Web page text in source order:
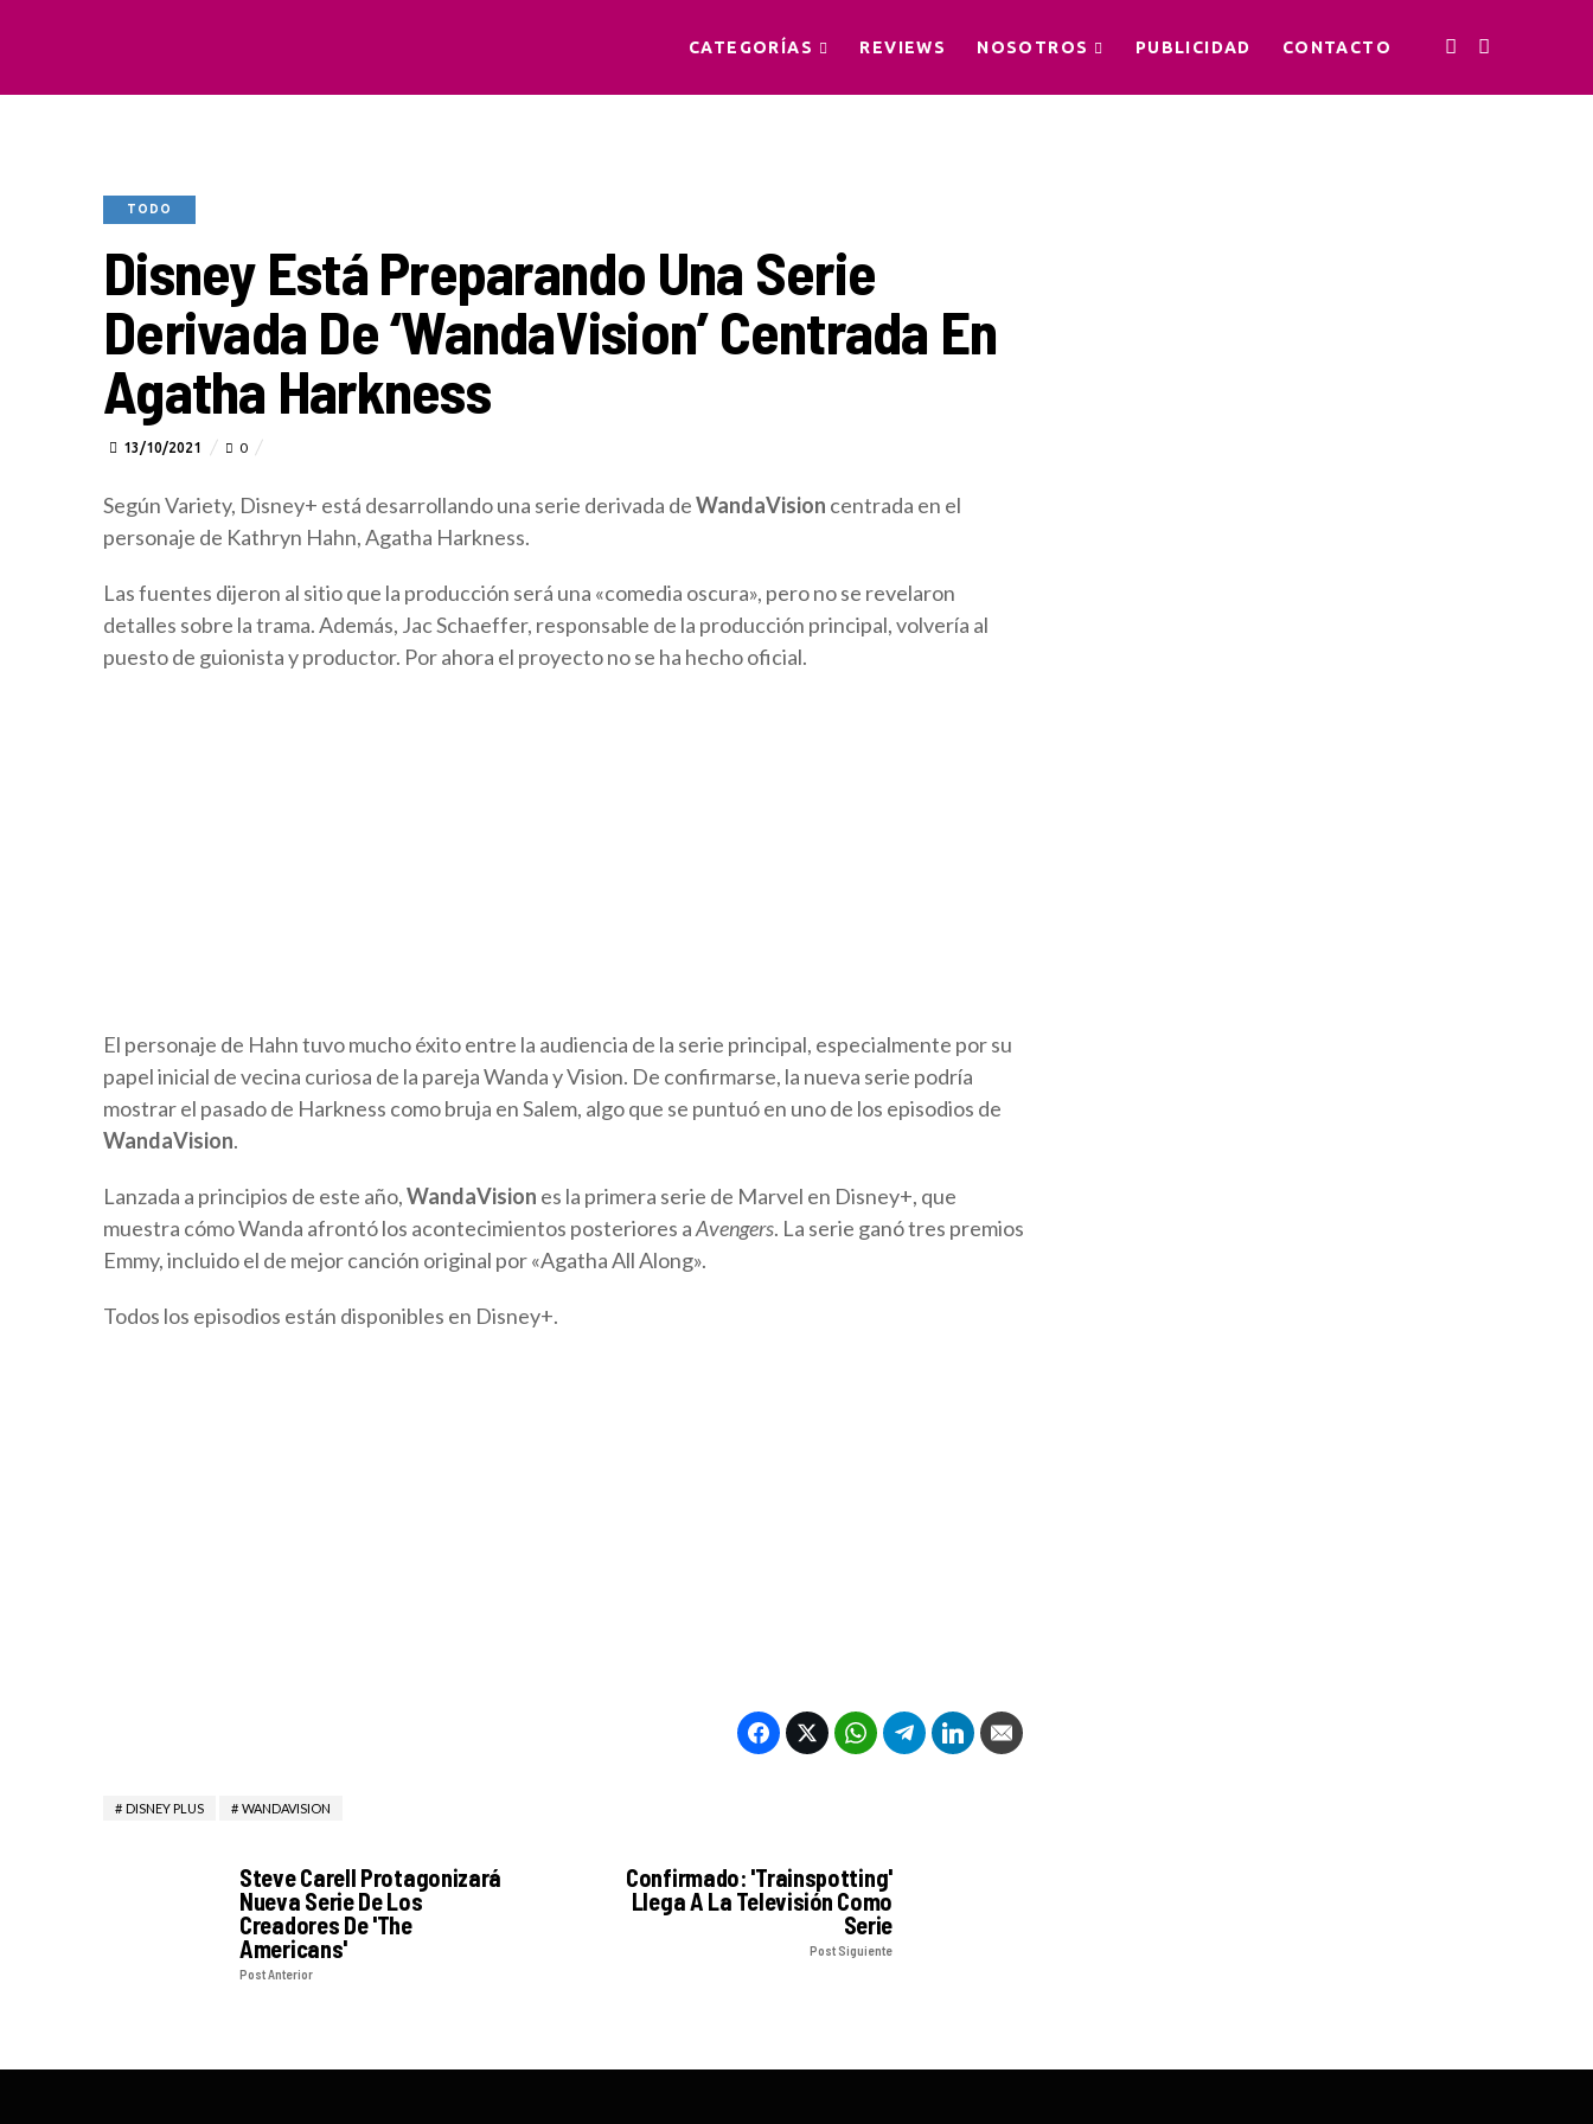
CATEGORÍAS REVIEWS NOSOTROS PUBLICIDAD CONTACTO
TODO
Disney Está Preparando Una Serie
Derivada De ‘WandaVision’ Centrada En
Agatha Harkness
13/10/2021 0
Según Variety, Disney+ está desarrollando una serie derivada deWandaVision centrada en el
personaje de Kathryn Hahn, Agatha Harkness.
Las fuentes dijeron al sitio que la producción será una «comedia oscura», pero no se revelaron
detalles sobre la trama. Además, Jac Schaeffer, responsable de la producción principal, volvería al
puesto de guionista y productor. Por ahora el proyecto no se ha hecho oficial.
El personaje de Hahn tuvo mucho éxito entre la audiencia de la serie principal, especialmente por su
papel inicial de vecina curiosa de la pareja Wanda y Vision. De confirmarse, la nueva serie podría
mostrar el pasado de Harkness como bruja en Salem, algo que se puntuó en uno de los episodios de
WandaVision.
Lanzada a principios de este año,WandaVision es la primera serie de Marvel en Disney+, que
muestra cómo Wanda afrontó los acontecimientos posteriores aAvengers. La serie ganó tres premios
Emmy, incluido el de mejor canción original por «Agatha All Along».
Todos los episodios están disponibles en Disney+.
DISNEY PLUS WANDAVISION
Steve Carell Protagonizará
Nueva Serie De Los
Creadores De 'The
Americans'
Post Anterior
Confirmado: 'Trainspotting'
Llega A La Televisión Como
Serie
Post Siguiente